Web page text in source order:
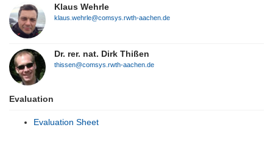
Klaus Wehrle
klaus.wehrle@comsys.rwth-aachen.de
Dr. rer. nat. Dirk Thißen
thissen@comsys.rwth-aachen.de
Evaluation
Evaluation Sheet